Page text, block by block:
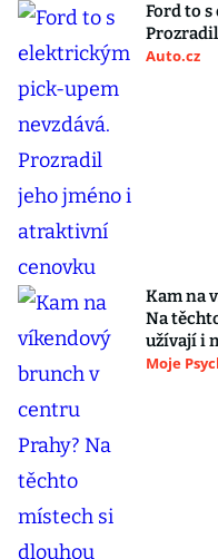
Ford to
Auto.cz
Kam na
Na
užívají i
Moje